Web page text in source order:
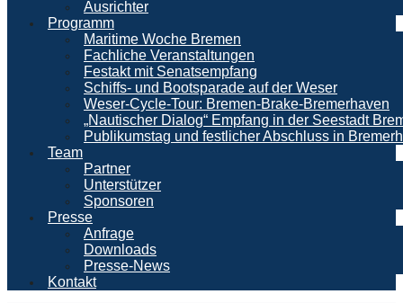
Ausrichter
Programm
Maritime Woche Bremen
Fachliche Veranstaltungen
Festakt mit Senatsempfang
Schiffs- und Bootsparade auf der Weser
Weser-Cycle-Tour: Bremen-Brake-Bremerhaven
„Nautischer Dialog“ Empfang in der Seestadt
Publikumstag und festlicher Abschluss in
Team
Partner
Unterstützer
Sponsoren
Presse
Anfrage
Downloads
Presse-News
Kontakt